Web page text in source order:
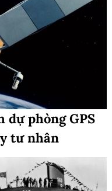
dự phòng GPS
tư nhân